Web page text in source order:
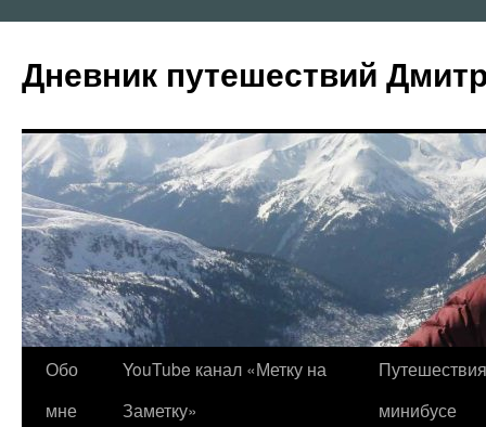
содержимому
Дневник путешествий
Обо
мне
YouTube канал «Метку на
Заметку»
минибусе